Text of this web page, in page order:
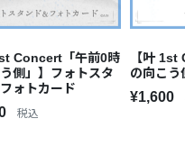
Concert「午前0時
側」】フォトスタ
ォトカード
税込
【叶
の向こう
¥1,600